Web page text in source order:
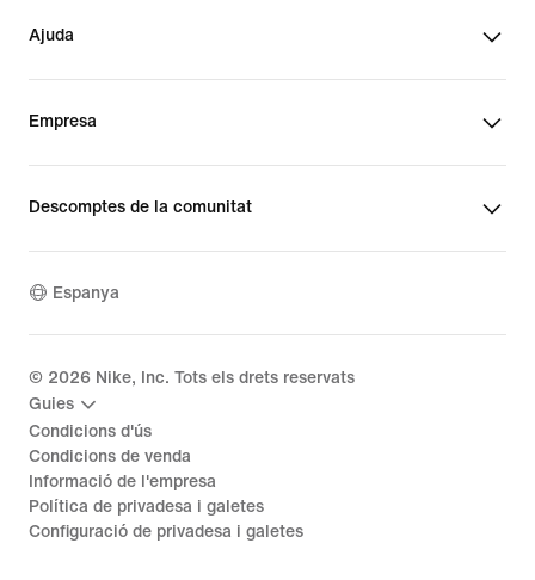
Ajuda
Empresa
Descomptes de la comunitat
Espanya
© 2026 Nike, Inc. Tots els drets reservats
Guies
Condicions d'ús
Condicions de venda
Informació de l'empresa
Política de privadesa i galetes
Configuració de privadesa i galetes